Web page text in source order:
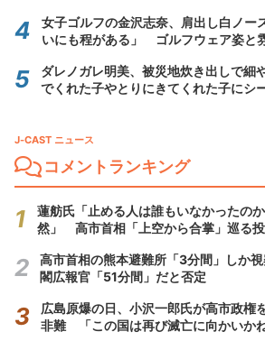
女子ゴルフの金沢志奈、肩出し白ノー
いにも程がある」 ゴルフウェア姿と
ダレノガレ明美、被災地炊き出しで細
でくれた子やとりにきてくれた子にシ
J-CAST ニュース
コメントランキング
蓮舫氏「止める人は誰もいなかったの
然」 高市首相「上空から合掌」巡る
高市首相の熊本避難所「3分間」しか
閣広報官「51分間」だと否定
広島原爆の日、小沢一郎氏が高市政権
非難 「この国は再び滅亡に向かいか